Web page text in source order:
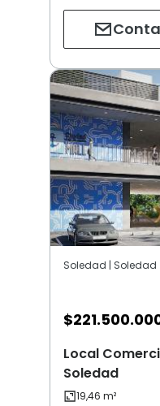
Soledad | Soledad
$
Local
Soledad